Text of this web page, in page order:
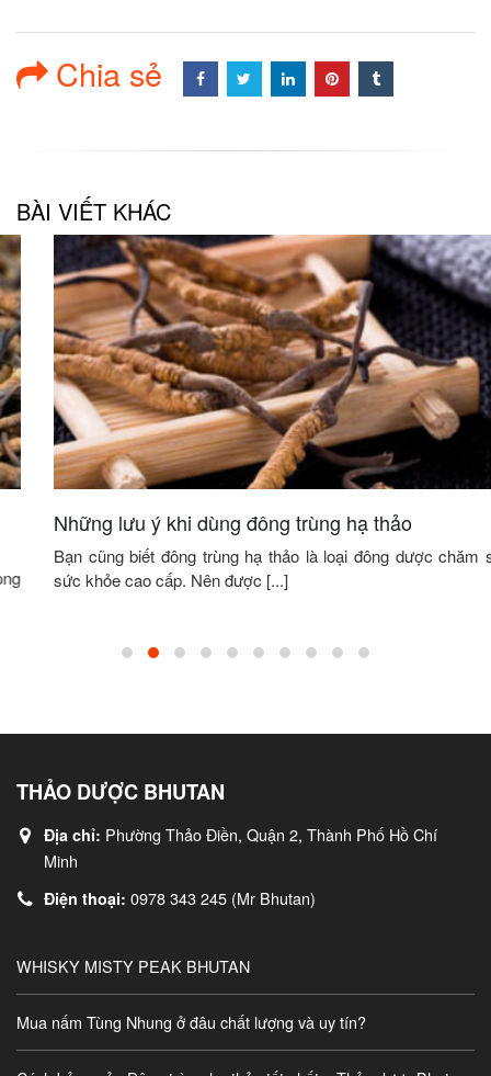
Chia sẻ
BÀI VIẾT KHÁC
Những lưu ý khi dùng đông trùng hạ thảo
Bạn cũng biết đông trùng hạ thảo là loại đông dược chăm sóc
sức khỏe cao cấp. Nên được [...]
THẢO DƯỢC BHUTAN
Minh